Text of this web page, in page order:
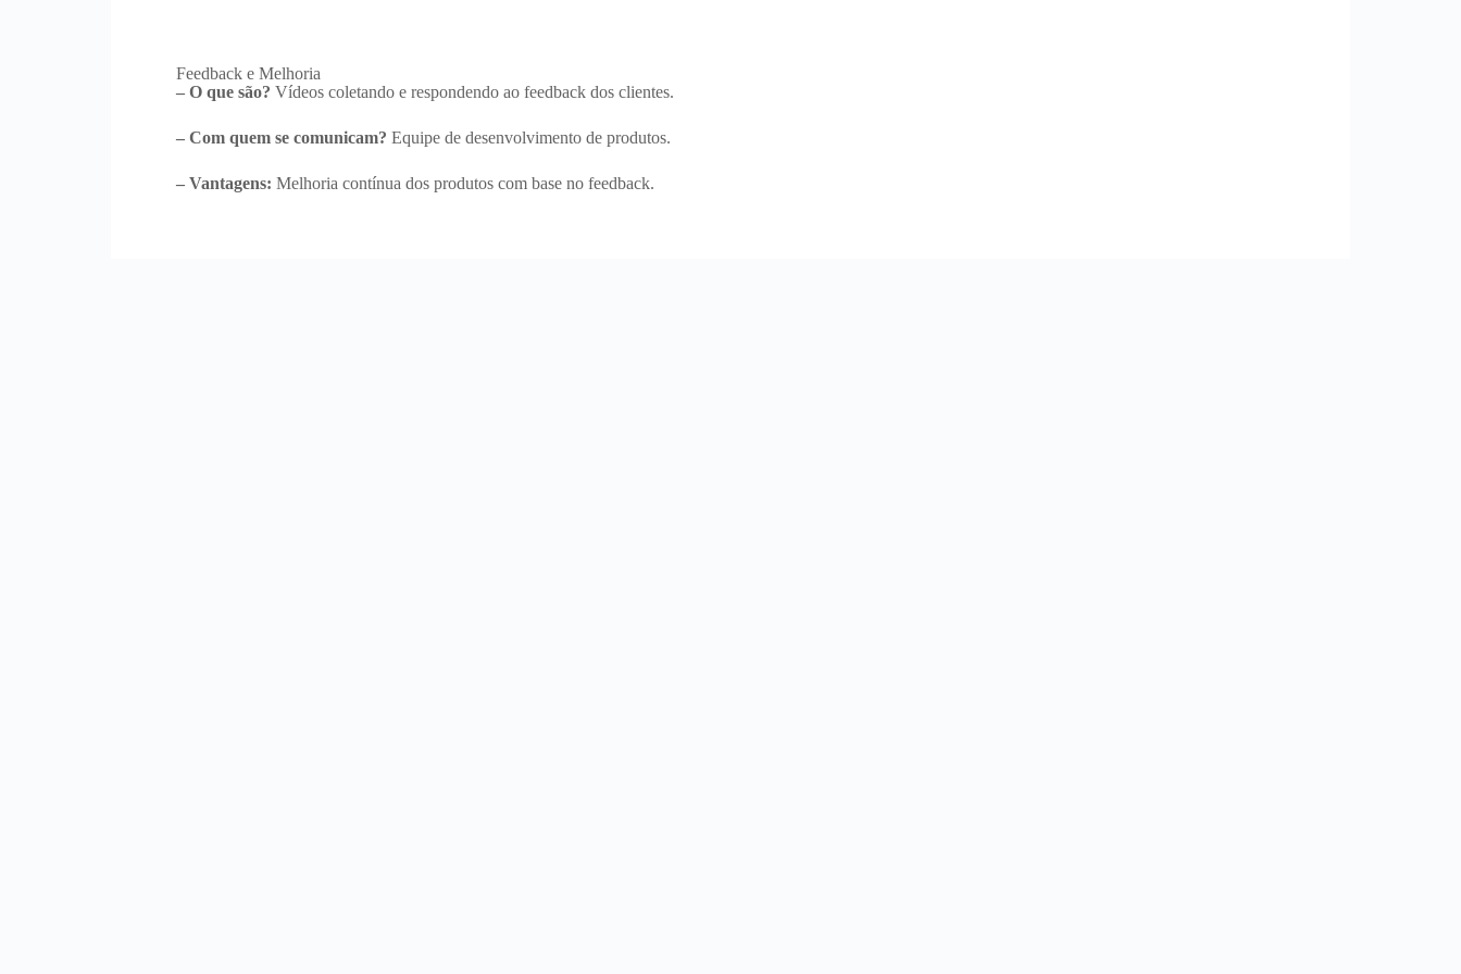
Feedback e Melhoria
– O que são? Vídeos coletando e respondendo ao feedback dos clientes.
– Com quem se comunicam? Equipe de desenvolvimento de produtos.
– Vantagens: Melhoria contínua dos produtos com base no feedback.